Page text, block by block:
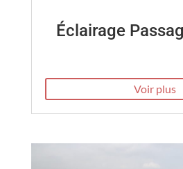
Éclairage
Voir plus